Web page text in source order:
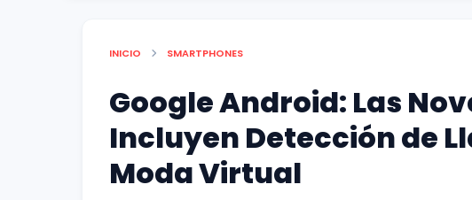
INICIO SMARTPHONES
Google Android: Las
Incluyen Detección de
Moda Virtual